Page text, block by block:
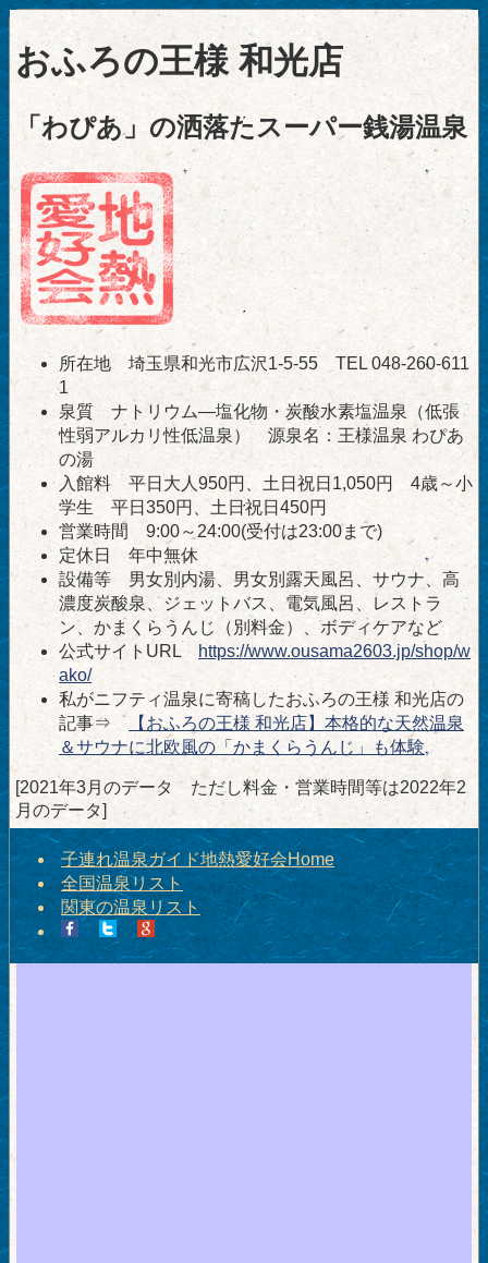
おふろの王様 和光店
「わぴあ」の洒落たスーパー銭湯温泉
所在地 埼玉県和光市広沢1-5-55 TEL 048-260-611
1
泉質 ナトリウム―塩化物・炭酸水素塩温泉（低張
性弱アルカリ性低温泉） 源泉名：王様温泉 わぴあ
の湯
入館料 平日大人950円、土日祝日1,050円 4歳～小
学生 平日350円、土日祝日450円
営業時間 9:00～24:00(受付は23:00まで)
定休日 年中無休
設備等 男女別内湯、男女別露天風呂、サウナ、高
濃度炭酸泉、ジェットバス、電気風呂、レストラ
ン、かまくらうんじ（別料金）、ボディケアなど
公式サイトURL https://www.ousama2603.jp/shop/w
ako/
私がニフティ温泉に寄稿したおふろの王様 和光店の
記事⇒
【おふろの王様 和光店】本格的な天然温泉
＆サウナに北欧風の「かまくらうんじ」も体験
[2021年3月のデータ ただし料金・営業時間等は2022年2
月のデータ]
子連れ温泉ガイド地熱愛好会Home
全国温泉リスト
関東の温泉リスト